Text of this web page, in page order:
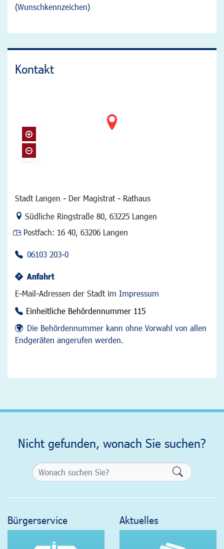
(Wunschkennzeichen)
Kontakt
Stadt Langen - Der Magistrat - Rathaus
Link zur Google-Maps Navigation
Südliche Ringstraße 80, 63225 Langen
Postfach: 16 40, 63206 Langen
06103 203-0
Anfahrt
E-Mail-Adressen der Stadt im Impressum
Einheitliche Behördennummer 115
Die Behördennummer kann ohne Vorwahl von allen
Endgeräten angerufen werden.
Nicht gefunden, wonach Sie suchen?
Bürgerservice Aktuelles